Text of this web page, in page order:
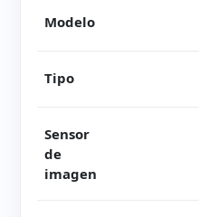
Modelo
Tipo
Sensor
de
imagen